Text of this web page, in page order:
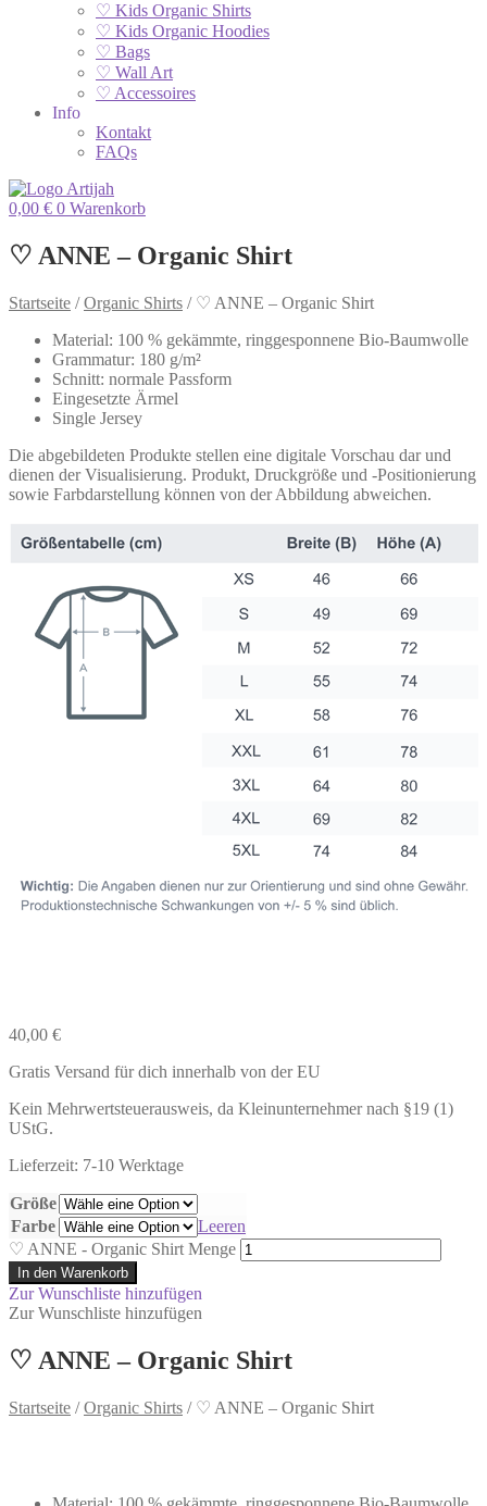
♡ Kids Organic Shirts
♡ Kids Organic Hoodies
♡ Bags
♡ Wall Art
♡ Accessoires
Info
Kontakt
FAQs
0,00 € 0 Warenkorb
♡ ANNE – Organic Shirt
Startseite /Organic Shirts / ♡ ANNE – Organic Shirt
Material: 100 % gekämmte, ringgesponnene Bio-Baumwolle
Grammatur: 180 g/m²
Schnitt: normale Passform
Eingesetzte Ärmel
Single Jersey
Die abgebildeten Produkte stellen eine digitale Vorschau dar und
dienen der Visualisierung. Produkt, Druckgröße und -Positionierung
sowie Farbdarstellung können von der Abbildung abweichen.
40,00 €
Gratis Versand für dich innerhalb von der EU
Kein Mehrwertsteuerausweis, da Kleinunternehmer nach §19 (1)
UStG.
Lieferzeit: 7-10 Werktage
Größe
Farbe
Leeren
♡ ANNE - Organic Shirt Menge
In den Warenkorb
Zur Wunschliste hinzufügen
Zur Wunschliste hinzufügen
♡ ANNE – Organic Shirt
Startseite /Organic Shirts / ♡ ANNE – Organic Shirt